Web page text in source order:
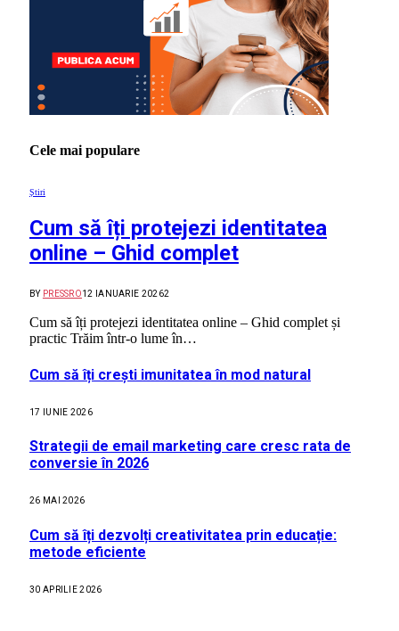
Cele mai populare
Știri
Cum să îți protejezi identitatea
online – Ghid complet
BY PRESSRO12 IANUARIE 20262
Cum să îți protejezi identitatea online – Ghid complet și
practic Trăim într-o lume în…
Cum să îți crești imunitatea în mod natural
17 IUNIE 2026
Strategii de email marketing care cresc rata de
conversie în 2026
26 MAI 2026
Cum să îți dezvolți creativitatea prin educație:
metode eficiente
30 APRILIE 2026